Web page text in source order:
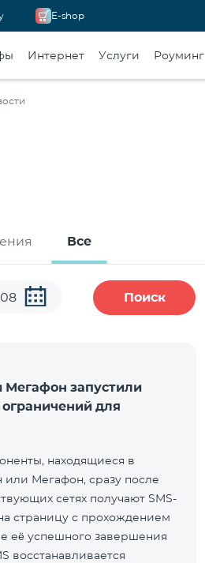
E-shop
Интернет Услуги Роуминг
Все
Поиск
запустили
для
находящиеся в
Мегафон, сразу после
сетях получают SMS-
страницу с прохождением
её успешного завершения
восстанавливается